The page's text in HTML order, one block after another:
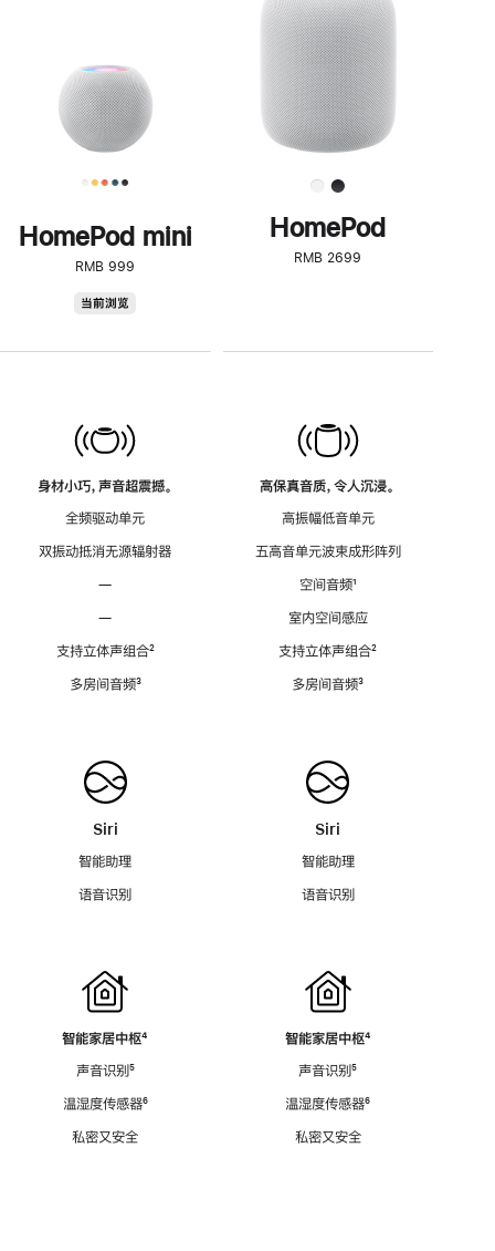
HomePod mini
RMB 999
当前浏览
身材小巧，声音超震撼。
全频驱动单元
双振动抵消无源辐射器
—
—
支持立体声组合脚
²
多房间音频脚
³
Siri
智能助理
语音识别
智能家居中枢脚
⁴
声音识别脚
⁵
温湿度传感器脚
⁶
私密又安全
了
解
HomePod<
HomePod
RMB 2699
高保真音质，令人沉浸。
高振幅低音单元
五高音单元波束成形阵列
空间音频脚
¹
室内空间感应
支持立体声组合脚
²
多房间音频脚
³
Siri
智能助理
语音识别
智能家居中枢脚
⁴
声音识别脚
⁵
温湿度传感器脚
⁶
私密又安全